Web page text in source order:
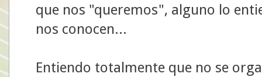
que nos "queremos", alguno lo
nos conocen...
Entiendo totalmente que no se